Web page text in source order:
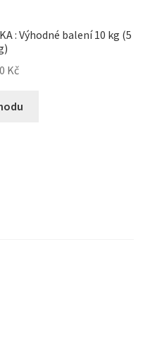
: Výhodné balení 10 kg (5
Kč